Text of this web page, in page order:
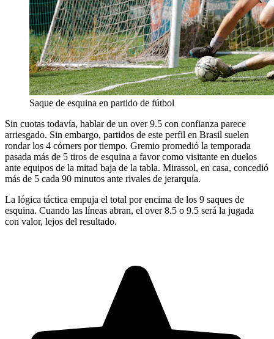
Saque de esquina en partido de fútbol
Sin cuotas todavía, hablar de un over 9.5 con confianza parece
arriesgado. Sin embargo, partidos de este perfil en Brasil suelen
rondar los 4 córners por tiempo. Gremio promedió la temporada
pasada más de 5 tiros de esquina a favor como visitante en duelos
ante equipos de la mitad baja de la tabla. Mirassol, en casa, concedió
más de 5 cada 90 minutos ante rivales de jerarquía.
La lógica táctica empuja el total por encima de los 9 saques de
esquina. Cuando las líneas abran, el over 8.5 o 9.5 será la jugada
con valor, lejos del resultado.